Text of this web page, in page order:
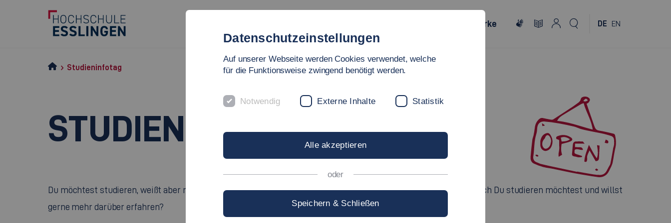
Netzwerke DE EN
Studieninfotag
STUDIENINFORMATIONSTAG
Du möchtest studieren, weißt aber noch nicht, welcher Studiengang es sein soll? Oder Du weißt schon, welches Fach Du studieren möchtest und willst
gerne mehr darüber erfahren?
Datenschutzeinstellungen
Auf unserer Webseite werden Cookies verwendet, welche
für die Funktionsweise zwingend benötigt werden.
Notwendig Externe Inhalte Statistik
Alle akzeptieren
oder
Speichern & Schließen